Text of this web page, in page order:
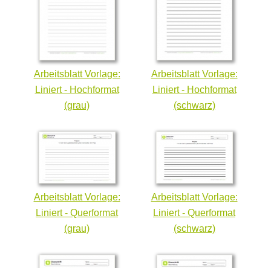
Arbeitsblatt Vorlage:
Liniert - Hochformat
(grau)
Arbeitsblatt Vorlage:
Liniert - Hochformat
(schwarz)
Arbeitsblatt Vorlage:
Liniert - Querformat
(grau)
Arbeitsblatt Vorlage:
Liniert - Querformat
(schwarz)